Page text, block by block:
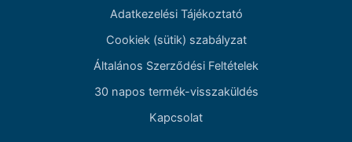
Adatkezelési Tájékoztató
Cookiek (sütik) szabályzat
Általános Szerződési Feltételek
30 napos termék-visszaküldés
Kapcsolat